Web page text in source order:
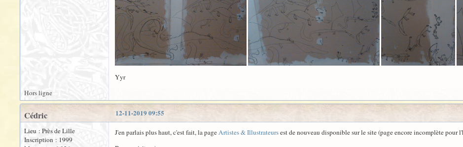
Yyr
Hors ligne
12-11-2019 09:55
Cédric
Lieu : Près de Lille
Inscription : 1999
J'en parlais plus haut, c'est fait, la pageArtistes & Illustrateursest de nouveau disponible sur le site (page encore incomplète pour